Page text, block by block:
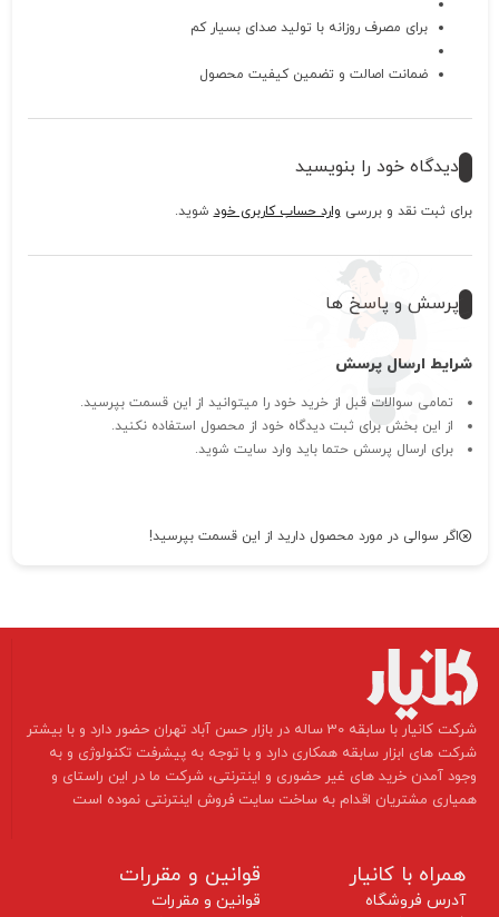
برای مصرف روزانه با تولید صدای بسیار کم
ضمانت اصالت و تضمین کیفیت محصول
دیدگاه خود را بنویسید
برای ثبت نقد و بررسی وارد حساب کاربری خود شوید.
پرسش و پاسخ ها
شرایط ارسال پرسش
تمامی سوالات قبل از خرید خود را میتوانید از این قسمت بپرسید.
از این بخش برای ثبت دیدگاه خود از محصول استفاده نکنید.
برای ارسال پرسش حتما باید وارد سایت شوید.
اگر سوالی در مورد محصول دارید از این قسمت بپرسید!
​شرکت کانیار با سابقه 30 ساله در بازار حسن آباد تهران حضور دارد و با بیشتر
شرکت های ابزار سابقه همکاری دارد و با توجه به پیشرفت تکنولوژی و به
وجود آمدن خرید های غیر حضوری و اینترنتی، شرکت ما در این راستای و
همیاری مشتریان اقدام به ساخت سایت فروش اینترنتی نموده است ​​​​​​​
همراه با کانیار
آدرس فروشگاه
قوانین و مقررات
قوانین و مقررات